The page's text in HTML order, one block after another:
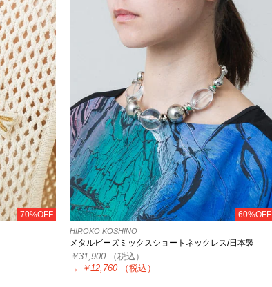
70%OFF 60%OFF
HIROKO KOSHINO
メタルビーズミックスショートネックレス/日本製
￥31,900（税込）
→
￥12,760 （税込）